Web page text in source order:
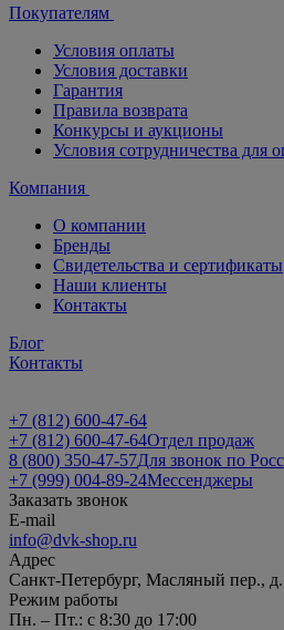
Покупателям
Условия оплаты
Условия доставки
Гарантия
Правила возврата
Конкурсы и аукционы
Условия сотрудничества для
Компания
О компании
Бренды
Свидетельства и сертификаты
Наши клиенты
Контакты
Блог
Контакты
+7 (812) 600-47-64
+7 (812) 600-47-64Отдел продаж
8 (800) 350-47-57Для звонок по
+7 (999) 004-89-24Мессенджеры
Заказать звонок
E-mail
info@dvk-shop.ru
Адрес
Санкт-Петербург, Масляный пер.,
Режим работы
Пн. – Пт.: с 8:30 до 17:00